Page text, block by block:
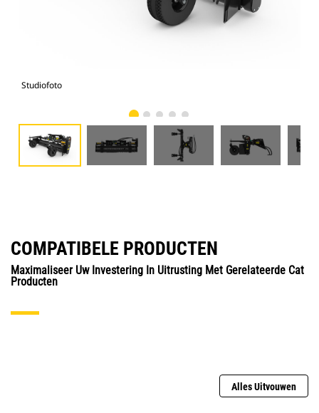
Studiofoto
COMPATIBELE PRODUCTEN
Maximaliseer Uw Investering In Uitrusting Met Gerelateerde Cat
Producten
Alles Uitvouwen